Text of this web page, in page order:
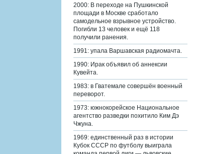
2000: В переходе на Пушкинской
площади в Москве сработало
самодельное взрывное устройство.
Погибли 13 человек и ещё 118
получили ранения.
1991: упала Варшавская радиомачта.
1990: Ирак объявил об аннексии
Кувейта.
1983: в Гватемале совершён военный
переворот.
1973: южнокорейское Национальное
агентство разведки похитило Ким Дэ
Чжуна.
1969: единственный раз в истории
Кубок СССР по футболу выиграла